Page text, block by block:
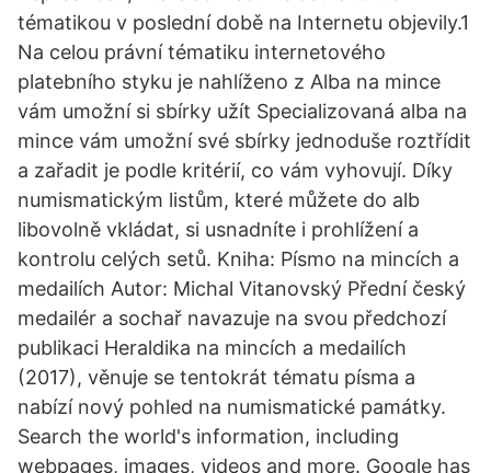
tématikou v poslední době na Internetu objevily.1
Na celou právní tématiku internetového
platebního styku je nahlíženo z Alba na mince
vám umožní si sbírky užít Specializovaná alba na
mince vám umožní své sbírky jednoduše roztřídit
a zařadit je podle kritérií, co vám vyhovují. Díky
numismatickým listům, které můžete do alb
libovolně vkládat, si usnadníte i prohlížení a
kontrolu celých setů. Kniha: Písmo na mincích a
medailích Autor: Michal Vitanovský Přední český
medailér a sochař navazuje na svou předchozí
publikaci Heraldika na mincích a medailích
(2017), věnuje se tentokrát tématu písma a
nabízí nový pohled na numismatické památky.
Search the world's information, including
webpages, images, videos and more. Google has